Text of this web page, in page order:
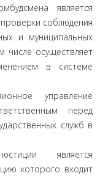
является
соблюдения
и муниципальных
числе осуществляет
в системе
управление
перед
служб в
является
которого входит